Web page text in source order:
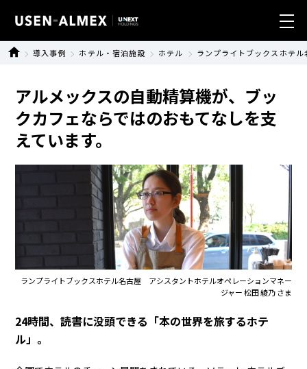
業種別ソリューション
製品・サービス
導入事例
サステナビリティ
会社情報
資料請求・お問い合わせ
導入事例 ホテル・宿泊施設 ホテル ランプライトブックスホテル
アルメックスの自動精算機が、ブッ
クカフェならではのおもてなしを支
えています。
ランプライトブックスホテル名古屋 アシスタントホテルオペレーションマネー
ジャー 松田 綾乃 さま
24時間、読書に没頭できる「本の世界を旅するホテ
ル」。